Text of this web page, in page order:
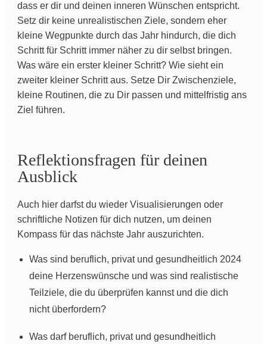
dass er dir und deinen inneren Wünschen entspricht.
Setz dir keine unrealistischen Ziele, sondern eher
kleine Wegpunkte durch das Jahr hindurch, die dich
Schritt für Schritt immer näher zu dir selbst bringen.
Was wäre ein erster kleiner Schritt? Wie sieht ein
zweiter kleiner Schritt aus. Setze Dir Zwischenziele,
kleine Routinen, die zu Dir passen und mittelfristig ans
Ziel führen.
Reflektionsfragen für deinen
Ausblick
Auch hier darfst du wieder Visualisierungen oder
schriftliche Notizen für dich nutzen, um deinen
Kompass für das nächste Jahr auszurichten.
Was sind beruflich, privat und gesundheitlich 2024
deine Herzenswünsche und was sind realistische
Teilziele, die du überprüfen kannst und die dich
nicht überfordern?
Was darf beruflich, privat und gesundheitlich